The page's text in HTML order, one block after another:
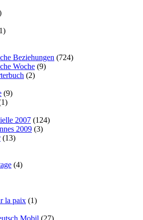
Beziehungen (724)
Woche (9)
(2)
(9)
2007 (124)
2009 (3)
(13)
(4)
la paix (1)
Mobil (27)